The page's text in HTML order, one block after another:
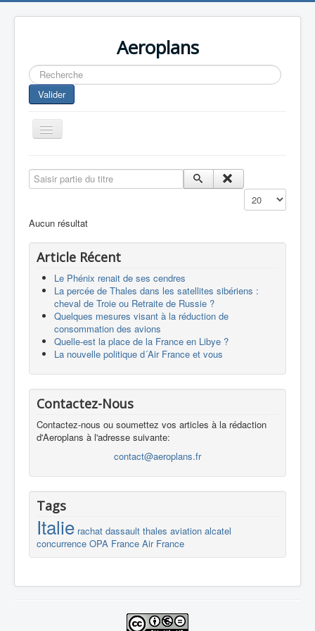
Aeroplans
Rechercher
Valider
Toggle
Navigation
Aviation Commerciale
Europespace
Drones
Saisir partie du titre
Affichage #
Aucun résultat
Article Récent
Le Phénix renait de ses cendres
La percée de Thales dans les satellites sibériens :
cheval de Troie ou Retraite de Russie ?
Quelques mesures visant à la réduction de
consommation des avions
Quelle-est la place de la France en Libye ?
La nouvelle politique d´Air France et vous
Contactez-Nous
Contactez-nous ou soumettez vos articles à la rédaction
d'Aeroplans à l'adresse suivante:
contact@aeroplans.fr
Tags
Italie rachat dassault thales aviation alcatel
concurrence OPA France Air France